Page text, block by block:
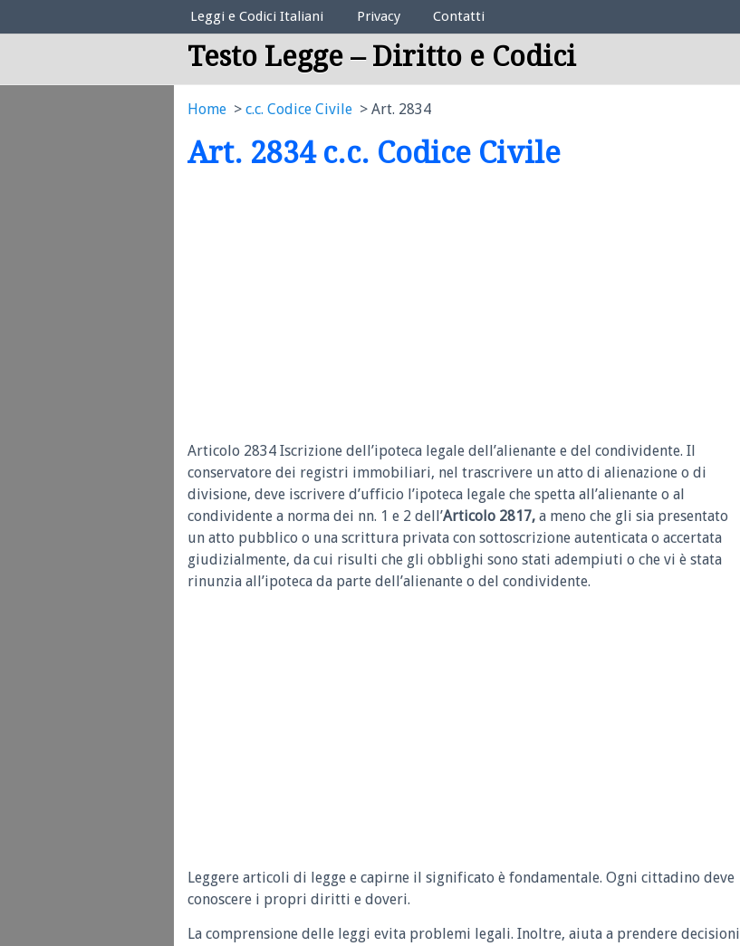
Elenco Codici Legali
Leggi e Codici Italiani Privacy Contatti
Testo Legge – Diritto e Codici
Home c.c. Codice Civile Art. 2834
Art. 2834 c.c. Codice Civile
Articolo 2834 Iscrizione dell’ipoteca legale dell’alienante e del condividente. Il
conservatore dei registri immobiliari, nel trascrivere un atto di alienazione o di
divisione, deve iscrivere d’ufficio l’ipoteca legale che spetta all’alienante o al
condividente a norma dei nn. 1 e 2 dell’Articolo 2817, a meno che gli sia presentato
un atto pubblico o una scrittura privata con sottoscrizione autenticata o accertata
giudizialmente, da cui risulti che gli obblighi sono stati adempiuti o che vi è stata
rinunzia all’ipoteca da parte dell’alienante o del condividente.
Leggere articoli di legge e capirne il significato è fondamentale. Ogni cittadino deve
conoscere i propri diritti e doveri.
La comprensione delle leggi evita problemi legali. Inoltre, aiuta a prendere decisioni